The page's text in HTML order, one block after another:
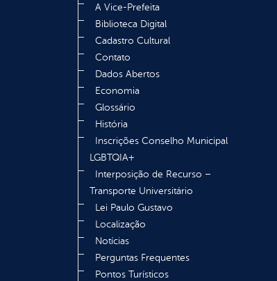
A Vice-Prefeita
Biblioteca Digital
Cadastro Cultural
Contato
Dados Abertos
Economia
Glossário
História
Inscrições Conselho Municipal
LGBTQIA+
Interposição de Recurso –
Transporte Universitário
Lei Paulo Gustavo
Localização
Notícias
Perguntas Frequentes
Pontos Turísticos